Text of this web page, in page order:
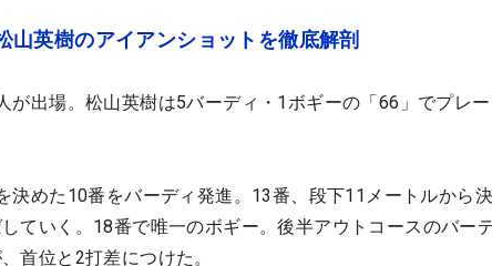
山英樹のアイアンショットを徹底解剖
が出場。松山英樹は5バーディ・1ボギーの「66」でプレ
決めた10番をバーディ発進。13番、段下11メートルから
ていく。18番で唯一のボギー。後半アウトコースのバー
首位と2打差につけた。